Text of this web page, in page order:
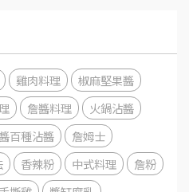
雞肉料理
椒麻堅果醬
詹醬料理
火鍋沾醬
百種沾醬
詹姆士
香辣粉 中式料理
詹粉